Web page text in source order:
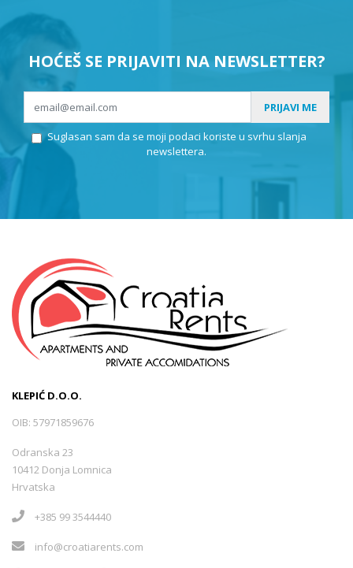
HOĆEŠ SE PRIJAVITI NA NEWSLETTER?
PRIJAVI ME
Suglasan sam da se moji podaci koriste u svrhu slanja
newslettera.
KLEPIĆ D.O.O.
OIB: 57971859676
Odranska 23
10412 Donja Lomnica
Hrvatska
+385 99 3544440
info@croatiarents.com